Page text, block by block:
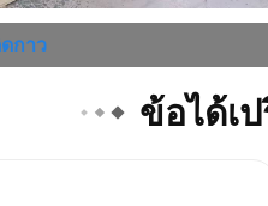
กาว
ข้อได้เ